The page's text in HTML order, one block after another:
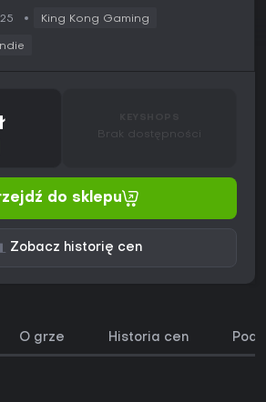
King Kong Gaming
Indie
Brak dostępności
do sklepu
Zobacz historię cen
O grze Historia cen